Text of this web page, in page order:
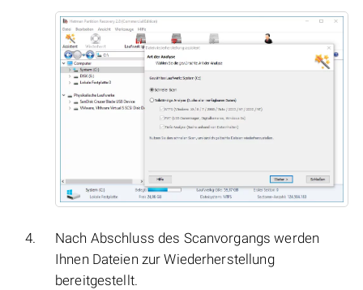
Nach Abschluss des Scanvorgangs werden
Ihnen Dateien zur Wiederherstellung
bereitgestellt.